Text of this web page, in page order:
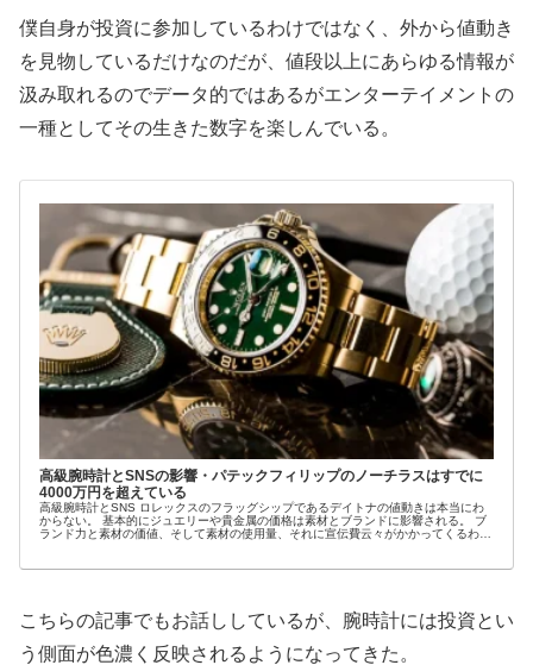
僕自身が投資に参加しているわけではなく、外から値動き
を見物しているだけなのだが、値段以上にあらゆる情報が
汲み取れるのでデータ的ではあるがエンターテイメントの
一種としてその生きた数字を楽しんでいる。
高級腕時計とSNSの影響・パテックフィリップのノーチラスはすでに
4000万円を超えている
高級腕時計とSNS ロレックスのフラッグシップであるデイトナの値動きは本当にわ
からない。 基本的にジュエリーや貴金属の価格は素材とブランドに影響される。 ブ
ランド力と素材の価値、そして素材の使用量、それに宣伝費云々がかかってくるわけ
こちらの記事でもお話ししているが、腕時計には投資とい
う側面が色濃く反映されるようになってきた。